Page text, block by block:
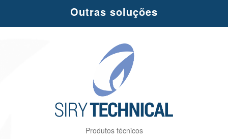
Outras soluções
Produtos técnicos